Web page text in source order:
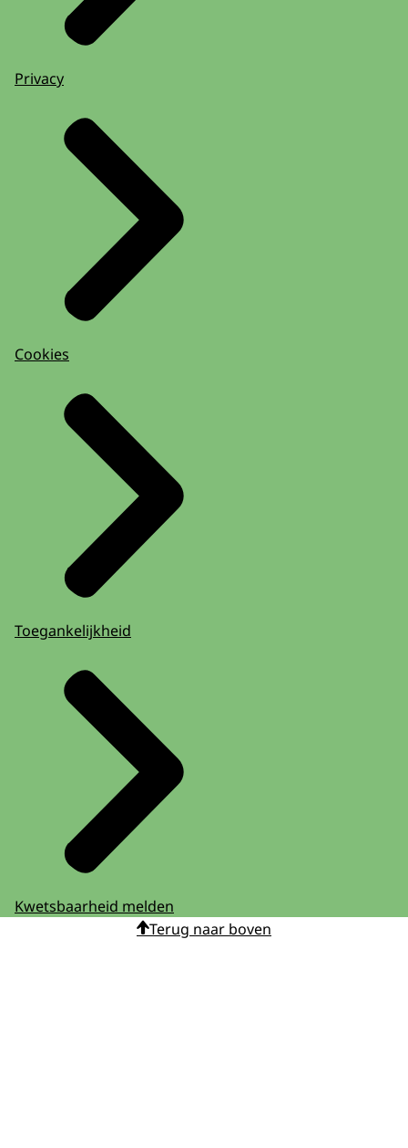
Privacy
Cookies
Toegankelijkheid
Kwetsbaarheid melden
Terug naar boven